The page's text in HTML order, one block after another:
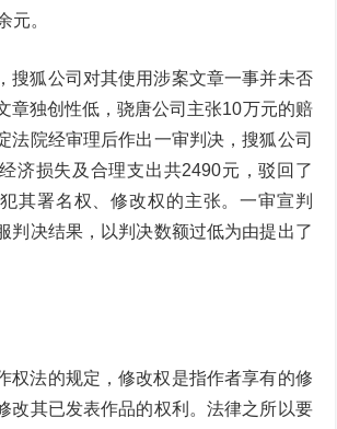
元。
搜狐公司对其使用涉案文章一事并未否
章独创性低，骁唐公司主张10万元的赔
法院经审理后作出一审判决，搜狐公司
济损失及合理支出共2490元，驳回了
其署名权、修改权的主张。一审宣判
判决结果，以判决数额过低为由提出了
权法的规定，修改权是指作者享有的修
改其已发表作品的权利。法律之所以要